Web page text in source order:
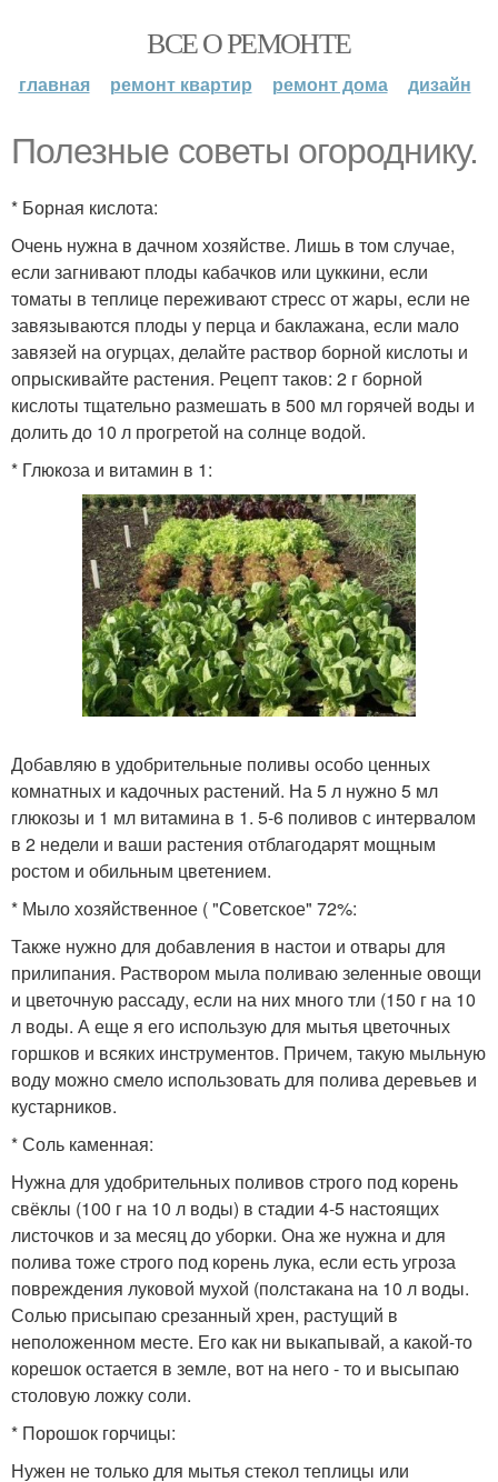
ВСЕ О РЕМОНТЕ
главная ремонт квартир ремонт дома дизайн
Полезные советы огороднику.
* Борная кислота:
Очень нужна в дачном хозяйстве. Лишь в том случае,
если загнивают плоды кабачков или цуккини, если
томаты в теплице переживают стресс от жары, если не
завязываются плоды у перца и баклажана, если мало
завязей на огурцах, делайте раствор борной кислоты и
опрыскивайте растения. Рецепт таков: 2 г борной
кислоты тщательно размешать в 500 мл горячей воды и
долить до 10 л прогретой на солнце водой.
* Глюкоза и витамин в 1:
Добавляю в удобрительные поливы особо ценных
комнатных и кадочных растений. На 5 л нужно 5 мл
глюкозы и 1 мл витамина в 1. 5-6 поливов с интервалом
в 2 недели и ваши растения отблагодарят мощным
ростом и обильным цветением.
* Мыло хозяйственное ( "Советское" 72%:
Также нужно для добавления в настои и отвары для
прилипания. Раствором мыла поливаю зеленные овощи
и цветочную рассаду, если на них много тли (150 г на 10
л воды. А еще я его использую для мытья цветочных
горшков и всяких инструментов. Причем, такую мыльную
воду можно смело использовать для полива деревьев и
кустарников.
* Соль каменная:
Нужна для удобрительных поливов строго под корень
свёклы (100 г на 10 л воды) в стадии 4-5 настоящих
листочков и за месяц до уборки. Она же нужна и для
полива тоже строго под корень лука, если есть угроза
повреждения луковой мухой (полстакана на 10 л воды.
Солью присыпаю срезанный хрен, растущий в
неположенном месте. Его как ни выкапывай, а какой-то
корешок остается в земле, вот на него - то и высыпаю
столовую ложку соли.
* Порошок горчицы:
Нужен не только для мытья стекол теплицы или